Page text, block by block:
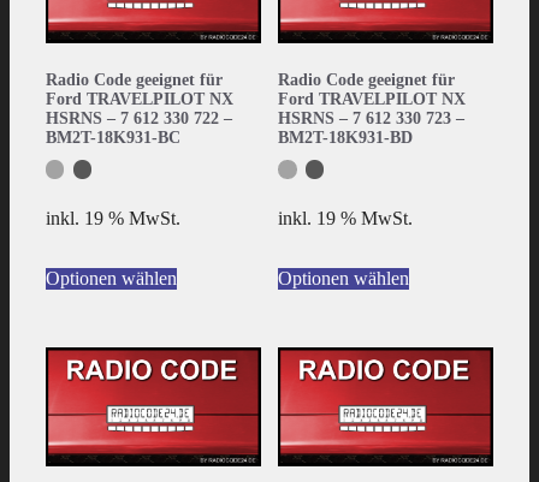
Radio Code geeignet für
Ford TRAVELPILOT NX
HSRNS – 7 612 330 722 –
BM2T-18K931-BC
inkl. 19 % MwSt.
Optionen wählen
Radio Code geeignet für
Ford TRAVELPILOT NX
HSRNS – 7 612 330 723 –
BM2T-18K931-BD
inkl. 19 % MwSt.
Optionen wählen